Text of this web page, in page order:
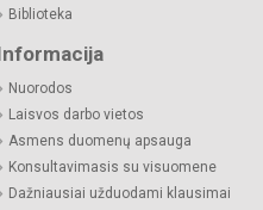
Biblioteka
Nuorodos
Laisvos darbo vietos
Asmens duomenų apsauga
Konsultavimasis su visuomene
Dažniausiai užduodami klausimai